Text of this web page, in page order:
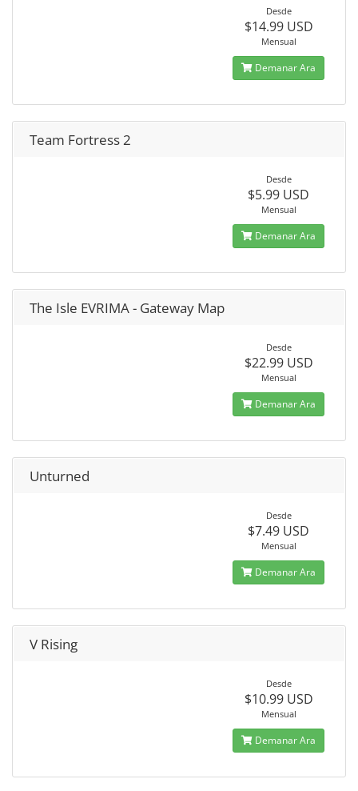
Desde
$14.99 USD
Mensual
Demanar Ara
Team Fortress 2
Desde
$5.99 USD
Mensual
Demanar Ara
The Isle EVRIMA - Gateway Map
Desde
$22.99 USD
Mensual
Demanar Ara
Unturned
Desde
$7.49 USD
Mensual
Demanar Ara
V Rising
Desde
$10.99 USD
Mensual
Demanar Ara